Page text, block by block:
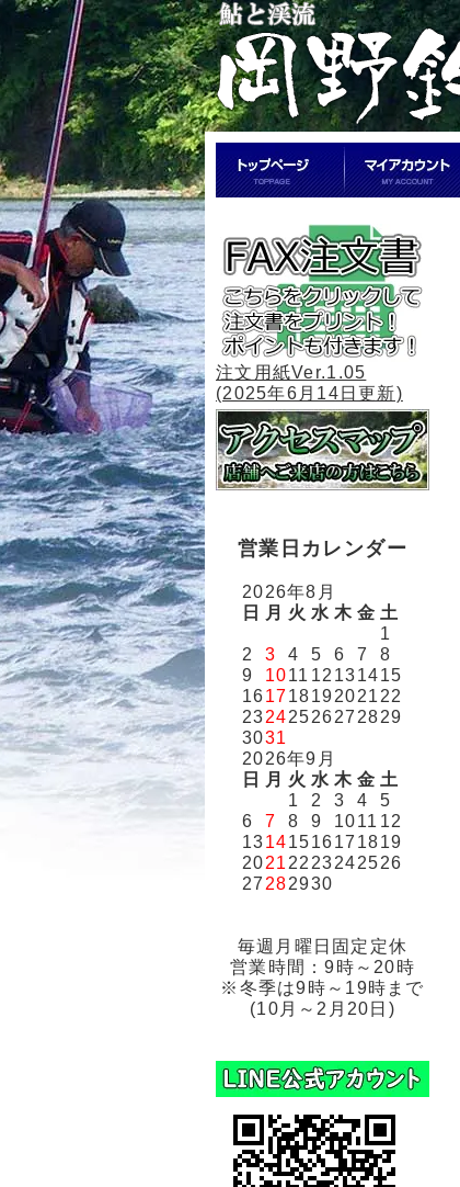
注文用紙Ver.1.05
(2025年6月14日更新)
営業日カレンダー
2026年8月
日
月 火 水 木 金 土
1
2
3 4 5 6 7
8
9
1011 12 131415
161718192021 22
2324252627 2829
3031
2026年9月
日
月 火 水 木 金 土
1
2 3 4
5
6
7 8 9 1011 12
1314151617 1819
2021 22 23242526
27 282930
毎週月曜日固定定休
営業時間：9時～20時
※冬季は9時～19時まで
(10月～2月20日)